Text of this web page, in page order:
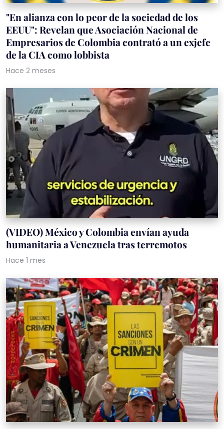
"En alianza con lo peor de la sociedad de los
EEUU": Revelan que Asociación Nacional de
Empresarios de Colombia contrató a un exjefe
de la CIA como lobbista
Hace 2 meses
(VIDEO) México y Colombia envían ayuda
humanitaria a Venezuela tras terremotos
Hace 1 mes